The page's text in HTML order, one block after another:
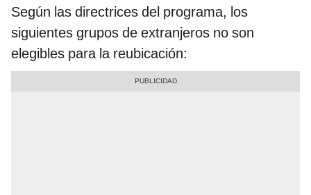
Según las directrices del programa, los
siguientes grupos de extranjeros no son
elegibles para la reubicación: